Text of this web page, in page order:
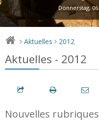
Donnerstag,
> Aktuelles > 2012
Aktuelles - 2012
Nouvelles